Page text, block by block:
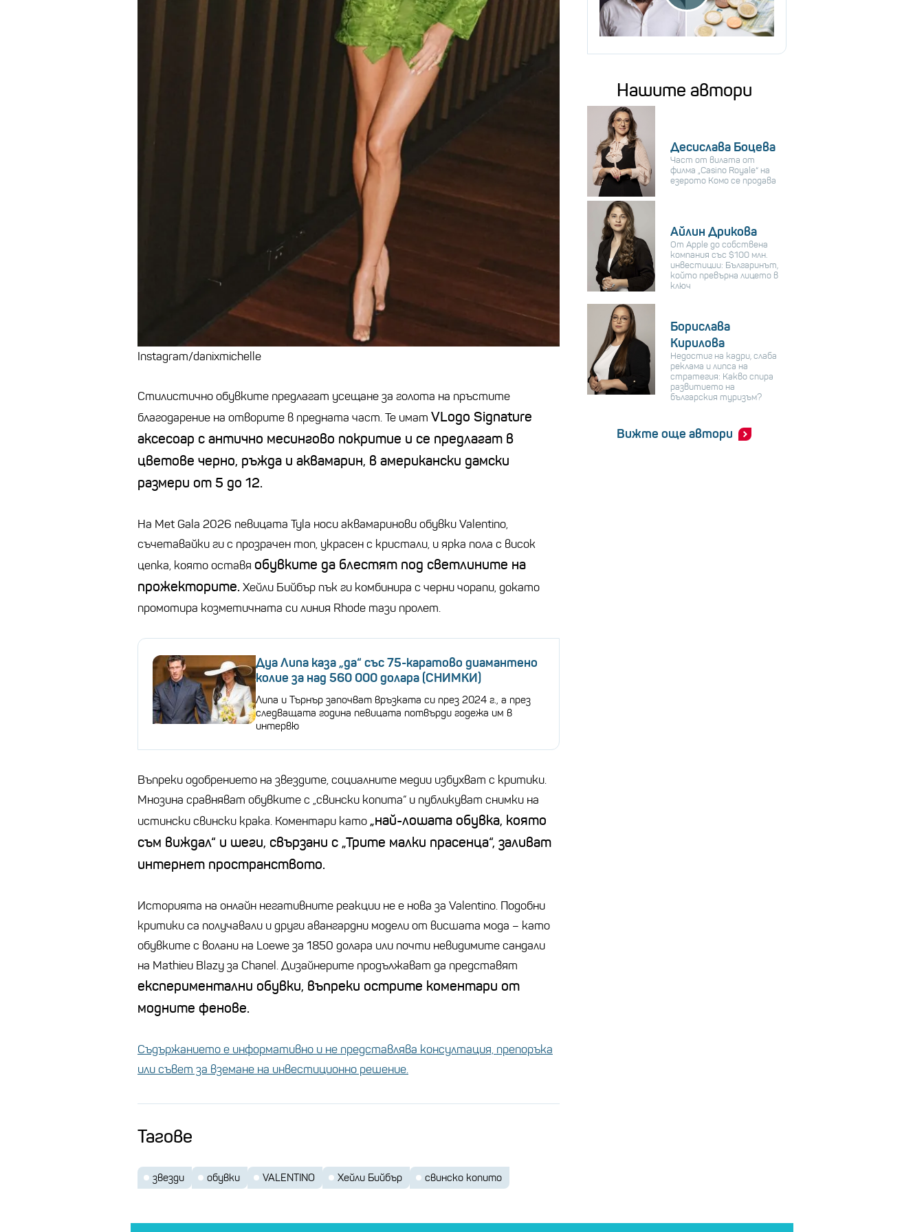
Instagram/danixmichelle
Стилистично обувките предлагат усещане за голота на пръстите
благодарение на отворите в предната част. Те имат VLogo Signature
аксесоар с антично месингово покритие и се предлагат в
цветове черно, ръжда и аквамарин, в американски дамски
размери от 5 до 12.
На Met Gala 2026 певицата Tyla носи аквамаринови обувки Valentino,
съчетавайки ги с прозрачен топ, украсен с кристали, и ярка пола с висок
цепка, която оставя обувките да блестят под светлините на
прожекторите. Хейли Бийбър пък ги комбинира с черни чорапи, докато
промотира козметичната си линия Rhode тази пролет.
Дуа Липа каза „да“ със 75-каратово диамантено
колие за над 560 000 долара (СНИМКИ)
Липа и Търнър започват връзката си през 2024 г., а през
следващата година певицата потвърди годежа им в
интервю
Въпреки одобрението на звездите, социалните медии избухват с критики.
Мнозина сравняват обувките с „свински копита“ и публикуват снимки на
истински свински крака. Коментари като „най-лошата обувка, която
съм виждал“ и шеги, свързани с „Трите малки прасенца“, заливат
интернет пространството.
Историята на онлайн негативните реакции не е нова за Valentino. Подобни
критики са получавали и други авангардни модели от висшата мода – като
обувките с волани на Loewe за 1850 долара или почти невидимите сандали
на Mathieu Blazy за Chanel. Дизайнерите продължават да представят
експериментални обувки, въпреки острите коментари от
модните фенове.
Съдържанието е информативно и не представлява консултация, препоръка
или съвет за вземане на инвестиционно решение.
Тагове
звезди обувки VALENTINO Хейли Бийбър свинско копито
Нашите автори
Десислава Боцева
Част от вилата от
филма „Casino Royale“ на
езерото Комо се продава
Айлин Дрикова
От Apple до собствена
компания със $100 млн.
инвестиции: Българинът,
който превърна лицето в
ключ
Борислава
Кирилова
Недостиг на кадри, слаба
реклама и липса на
стратегия: Какво спира
развитието на
българския туризъм?
Вижте още автори